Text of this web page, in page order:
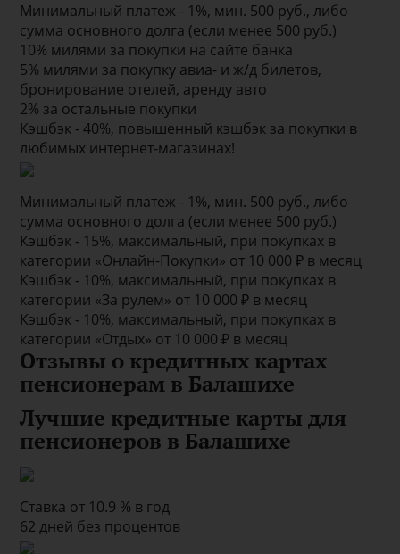
Минимальный платеж - 1%, мин. 500 руб., либо
сумма основного долга (если менее 500 руб.)
10% милями за покупки на сайте банка
5% милями за покупку авиа- и ж/д билетов,
бронирование отелей, аренду авто
2% за остальные покупки
Кэшбэк - 40%, повышенный кэшбэк за покупки в
любимых интернет-магазинах!
Минимальный платеж - 1%, мин. 500 руб., либо
сумма основного долга (если менее 500 руб.)
Кэшбэк - 15%, максимальный, при покупках в
категории «Онлайн-Покупки» от 10 000 ₽ в месяц
Кэшбэк - 10%, максимальный, при покупках в
категории «За рулем» от 10 000 ₽ в месяц
Кэшбэк - 10%, максимальный, при покупках в
категории «Отдых» от 10 000 ₽ в месяц
Отзывы о кредитных картах
пенсионерам в Балашихе
Лучшие кредитные карты для
пенсионеров в Балашихе
Ставка от 10.9 % в год
62 дней без процентов